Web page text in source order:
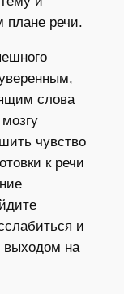
плане речи.
слова
чувство
к речи
и
выходом на